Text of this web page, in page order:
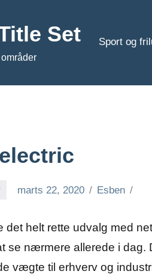
Set Sport og
marts 22, 2020 Esben
det helt rette udvalg med
se nærmere allerede i dag.
vægte til erhverv og